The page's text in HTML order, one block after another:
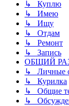
↳ Куплю
↳ Имею
↳ Ищу
↳ Отдам
↳ Ремонт
↳ Запись
ОБЩИЙ
↳ Личные
↳ Курилка
↳ Общие
↳